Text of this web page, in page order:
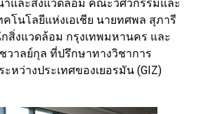
ำและสิ่งแวดล้อม คณะวิศวกรรมและ
โนโลยีแห่งเอเชีย นายทศพล สุภารี
สิ่งแวดล้อม กรุงเทพมหานคร และ
าลย์กุล ที่ปรึกษาทางวิชาการ
หว่างประเทศของเยอรมัน (GIZ)